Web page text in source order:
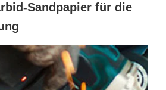
Sandpapier für die